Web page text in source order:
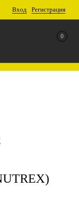
Вход Регистрация
0